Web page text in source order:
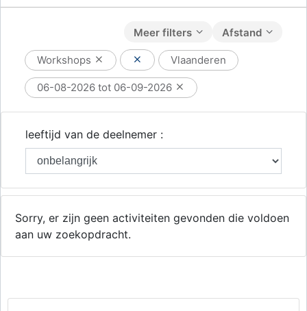
Afstand
Meer filters
Workshops Vlaanderen
06-08-2026 tot 06-09-2026
leeftijd van de deelnemer :
Sorry, er zijn geen activiteiten gevonden die voldoen
aan uw zoekopdracht.